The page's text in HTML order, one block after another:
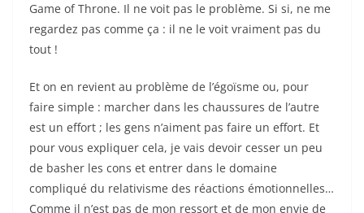
Game of Throne. Il ne voit pas le problème. Si si, ne me
regardez pas comme ça : il ne le voit vraiment pas du
tout !
Et on en revient au problème de l’égoïsme ou, pour
faire simple : marcher dans les chaussures de l’autre
est un effort ; les gens n’aiment pas faire un effort. Et
pour vous expliquer cela, je vais devoir cesser un peu
de basher les cons et entrer dans le domaine
compliqué du relativisme des réactions émotionnelles…
Comme il n’est pas de mon ressort et de mon envie de